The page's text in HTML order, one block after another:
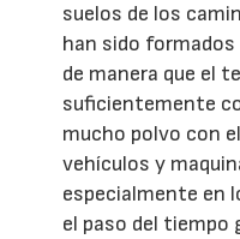
suelos de los
han sido
de manera que el
suficientemente
mucho polvo con
vehículos y
especialmente en
el paso del tiempo